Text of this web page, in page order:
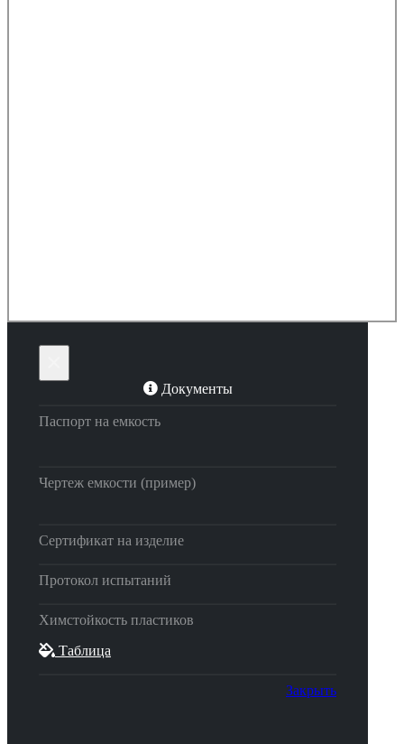
Документы
Паспорт на емкость
Чертеж емкости (пример)
Сертификат на изделие
Протокол испытаний
Химстойкость пластиков
Таблица
Закрыть